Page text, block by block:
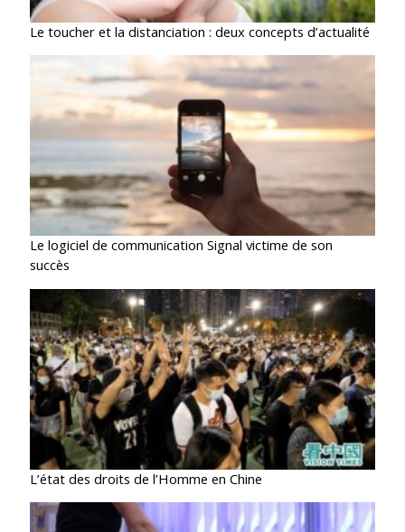
Le toucher et la distanciation : deux concepts d’actualité
Le logiciel de communication Signal victime de son
succès
L’état des droits de l’Homme en Chine